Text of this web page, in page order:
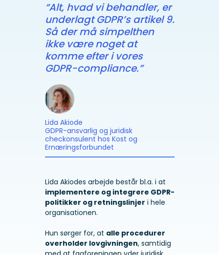
“Alt, hvad vi behandler, er
underlagt GDPR’s artikel 9.
Så der må simpelthen
ikke være noget at
komme efter i vores
GDPR-compliance.”
Lida Akiode
GDPR-ansvarlig og juridisk
checkonsulent hos Kost og
Ernæringsforbundet
Lida Akiodes arbejde består bl.a. i at
implementere og integrere GDPR-
politikker og retningslinjer i hele
organisationen.
Hun sørger for, at alle procedurer
overholder lovgivningen, samtidig